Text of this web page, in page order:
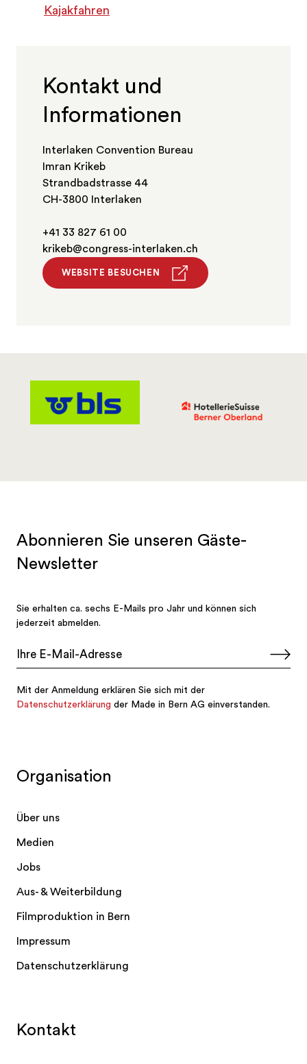
Kajakfahren
Kontakt und
Informationen
Interlaken Convention Bureau
Imran Krikeb
Strandbadstrasse 44
CH-3800 Interlaken
+41 33 827 61 00
krikeb@congress-interlaken.ch
WEBSITE BESUCHEN
Kontakt
Organisation
Über uns
Medien
Jobs
Aus- & Weiterbildung
Filmproduktion in Bern
Impressum
Datenschutzerklärung